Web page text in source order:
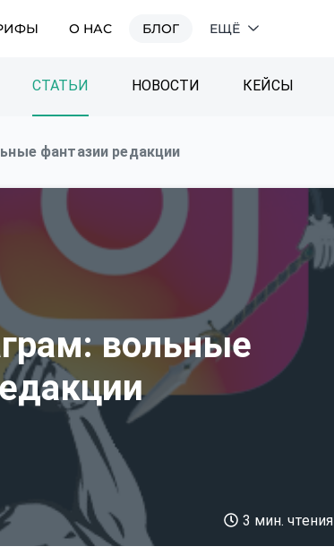
О НАС БЛОГ ЕЩЁ
СТАТЬИ НОВОСТИ КЕЙСЫ
фантазии редакции
вольные
3 мин. чтения